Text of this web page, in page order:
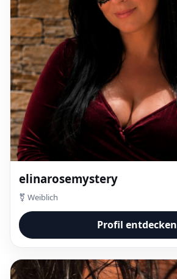
elinarosemystery
⚧ Weiblich
Profil entdecken